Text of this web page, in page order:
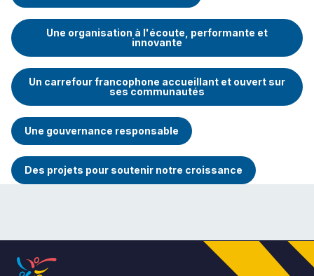
Niveau
Tous
Élémentaire
Secondaire
Une organisation à l'écoute, performante et
innovante
Un carrefour francophone accueillant et ouvert sur
ses communautés
Une gouvernance responsable
Des projets pour soutenir notre croissance